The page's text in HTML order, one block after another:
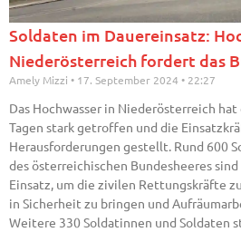
Soldaten im Dauereinsatz:
Niederösterreich fordert das
Amely Mizzi 17. September 2024 22:27
Das Hochwasser in Niederösterreich
Tagen stark getroffen und die
Herausforderungen gestellt. Rund 600
des österreichischen Bundesheeres
Einsatz, um die zivilen Rettungskräfte
in Sicherheit zu bringen und
Weitere 330 Soldatinnen und Soldaten